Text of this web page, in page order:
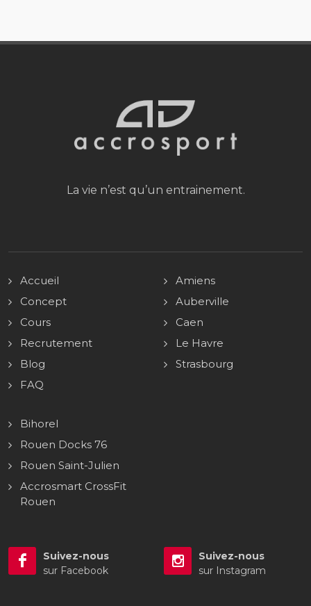
La vie n’est qu’un entrainement.
Accueil
Concept
Cours
Recrutement
Blog
FAQ
Amiens
Auberville
Caen
Le Havre
Strasbourg
Bihorel
Rouen Docks 76
Rouen Saint-Julien
Accrosmart CrossFit
Rouen
Suivez-nous
sur Facebook
Suivez-nous
sur Instagram